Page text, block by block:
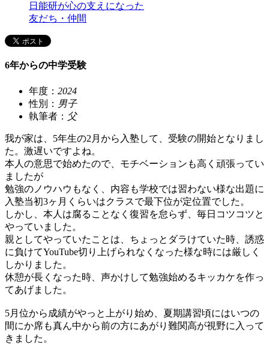
日能研が心の支えになった
友だち・仲間
6年からの中学受験
年度： 2024
性別： 男子
執筆者： 父
我が家は、5年生の2月から入塾して、受験の開始となりまし
た。激遅いですよね。
本人の意思で始めたので、モチベーションも高く頑張ってい
ましたが
勉強のノウハウもなく、内容も学校では習わない様な出題に
入塾当初3ヶ月くらいはクラスで最下位が定位置でした。
しかし、本人は腐ることなく復習を怠らず、毎日コツコツと
やっていました。
親としてやっていたことは、ちょっとダラけていた時、誘惑
に負けてYouTube切り上げられなくなった様な時には厳しく
しかりました。
休憩が長くなった時、声かけして勉強始めるキッカケを作っ
てあげました。
5月位から成績がやっと上がり始め、夏期講習頃にはいつの
間にか席も真ん中から前の方にあがり難関高が視野に入って
きました。